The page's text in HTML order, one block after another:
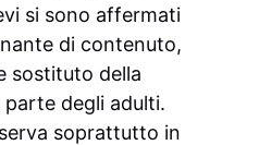
si sono affermati
di contenuto,
sostituto della
degli adulti.
soprattutto in